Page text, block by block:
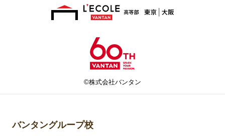
©株式会社バンタン
バンタングループ校